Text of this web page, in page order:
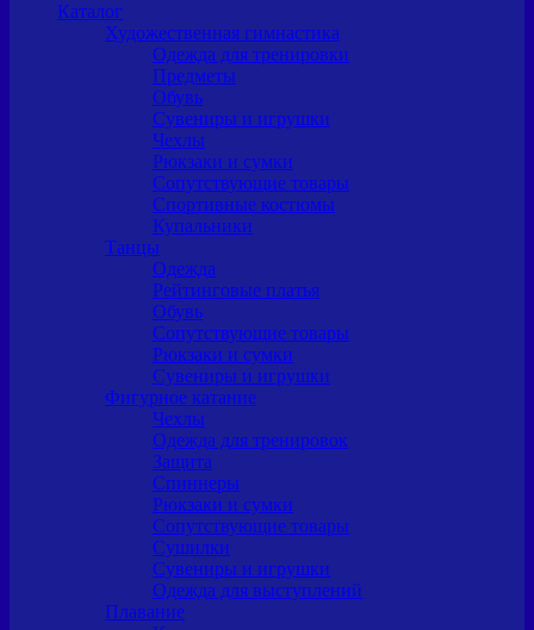
Каталог
Художественная гимнастика
Одежда для тренировки
Предметы
Обувь
Сувениры и игрушки
Чехлы
Рюкзаки и сумки
Сопутствующие товары
Спортивные костюмы
Купальники
Танцы
Одежда
Рейтинговые платья
Обувь
Сопутствующие товары
Рюкзаки и сумки
Сувениры и игрушки
Фигурное катание
Чехлы
Одежда для тренировок
Защита
Спиннеры
Рюкзаки и сумки
Сопутствующие товары
Сушилки
Сувениры и игрушки
Одежда для выступлений
Плавание